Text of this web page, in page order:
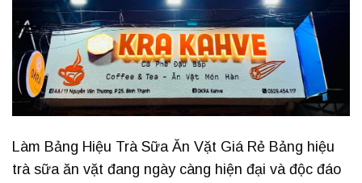
Làm Bảng Hiệu Trà Sữa Ăn Vặt Giá Rẻ Bảng hiệu
trà sữa ăn vặt đang ngày càng hiện đại và độc đáo